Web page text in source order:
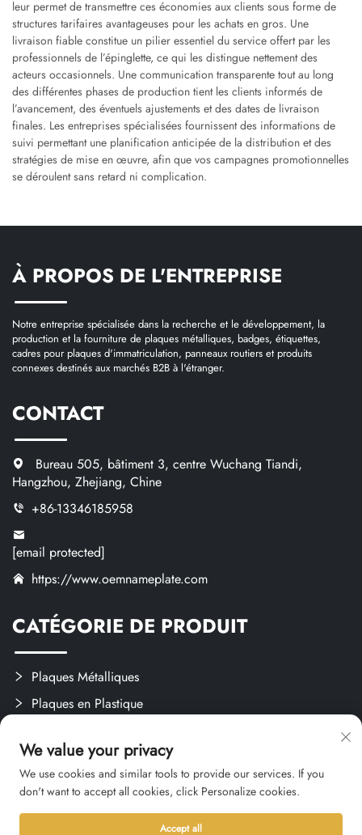
leur permet de transmettre ces économies aux clients sous forme de
structures tarifaires avantageuses pour les achats en gros. Une
livraison fiable constitue un pilier essentiel du service offert par les
professionnels de l’épinglette, ce qui les distingue nettement des
acteurs occasionnels. Une communication transparente tout au long
des différentes phases de production tient les clients informés de
l’avancement, des éventuels ajustements et des dates de livraison
finales. Les entreprises spécialisées fournissent des informations de
suivi permettant une planification anticipée de la distribution et des
stratégies de mise en œuvre, afin que vos campagnes promotionnelles
se déroulent sans retard ni complication.
À PROPOS DE L'ENTREPRISE
Notre entreprise spécialisée dans la recherche et le développement, la
production et la fourniture de plaques métalliques, badges, étiquettes,
cadres pour plaques d'immatriculation, panneaux routiers et produits
connexes destinés aux marchés B2B à l'étranger.
CONTACT
Bureau 505, bâtiment 3, centre Wuchang Tiandi,
Hangzhou, Zhejiang, Chine
+86-13346185958
[email protected]
https://www.oemnameplate.com
CATÉGORIE DE PRODUIT
Plaques Métalliques
Plaques en Plastique
Créations Sur Mesure
We value your privacy
We use cookies and similar tools to provide our services. If you
don't want to accept all cookies, click Personalize cookies.
Accept all